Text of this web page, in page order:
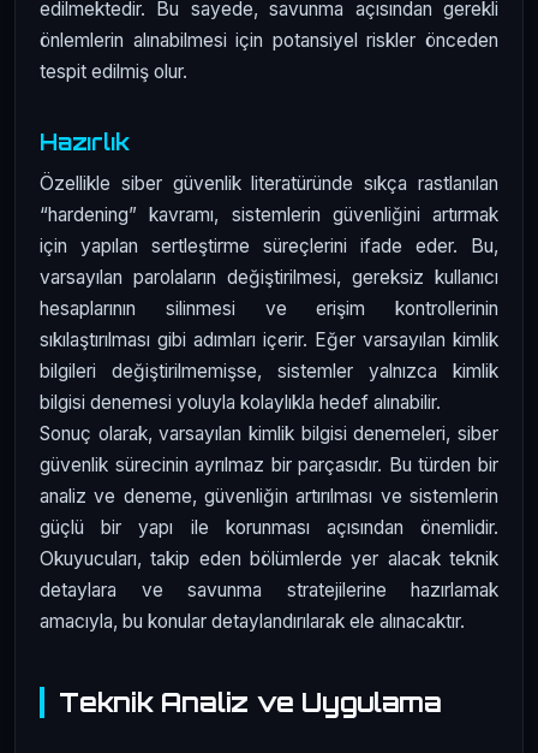
edilmektedir. Bu sayede, savunma açısından gerekli
önlemlerin alınabilmesi için potansiyel riskler önceden
tespit edilmiş olur.
Hazırlık
Özellikle siber güvenlik literatüründe sıkça rastlanılan
“hardening” kavramı, sistemlerin güvenliğini artırmak
için yapılan sertleştirme süreçlerini ifade eder. Bu,
varsayılan parolaların değiştirilmesi, gereksiz kullanıcı
hesaplarının silinmesi ve erişim kontrollerinin
sıkılaştırılması gibi adımları içerir. Eğer varsayılan kimlik
bilgileri değiştirilmemişse, sistemler yalnızca kimlik
bilgisi denemesi yoluyla kolaylıkla hedef alınabilir.
Sonuç olarak, varsayılan kimlik bilgisi denemeleri, siber
güvenlik sürecinin ayrılmaz bir parçasıdır. Bu türden bir
analiz ve deneme, güvenliğin artırılması ve sistemlerin
güçlü bir yapı ile korunması açısından önemlidir.
Okuyucuları, takip eden bölümlerde yer alacak teknik
detaylara ve savunma stratejilerine hazırlamak
amacıyla, bu konular detaylandırılarak ele alınacaktır.
Teknik Analiz ve Uygulama